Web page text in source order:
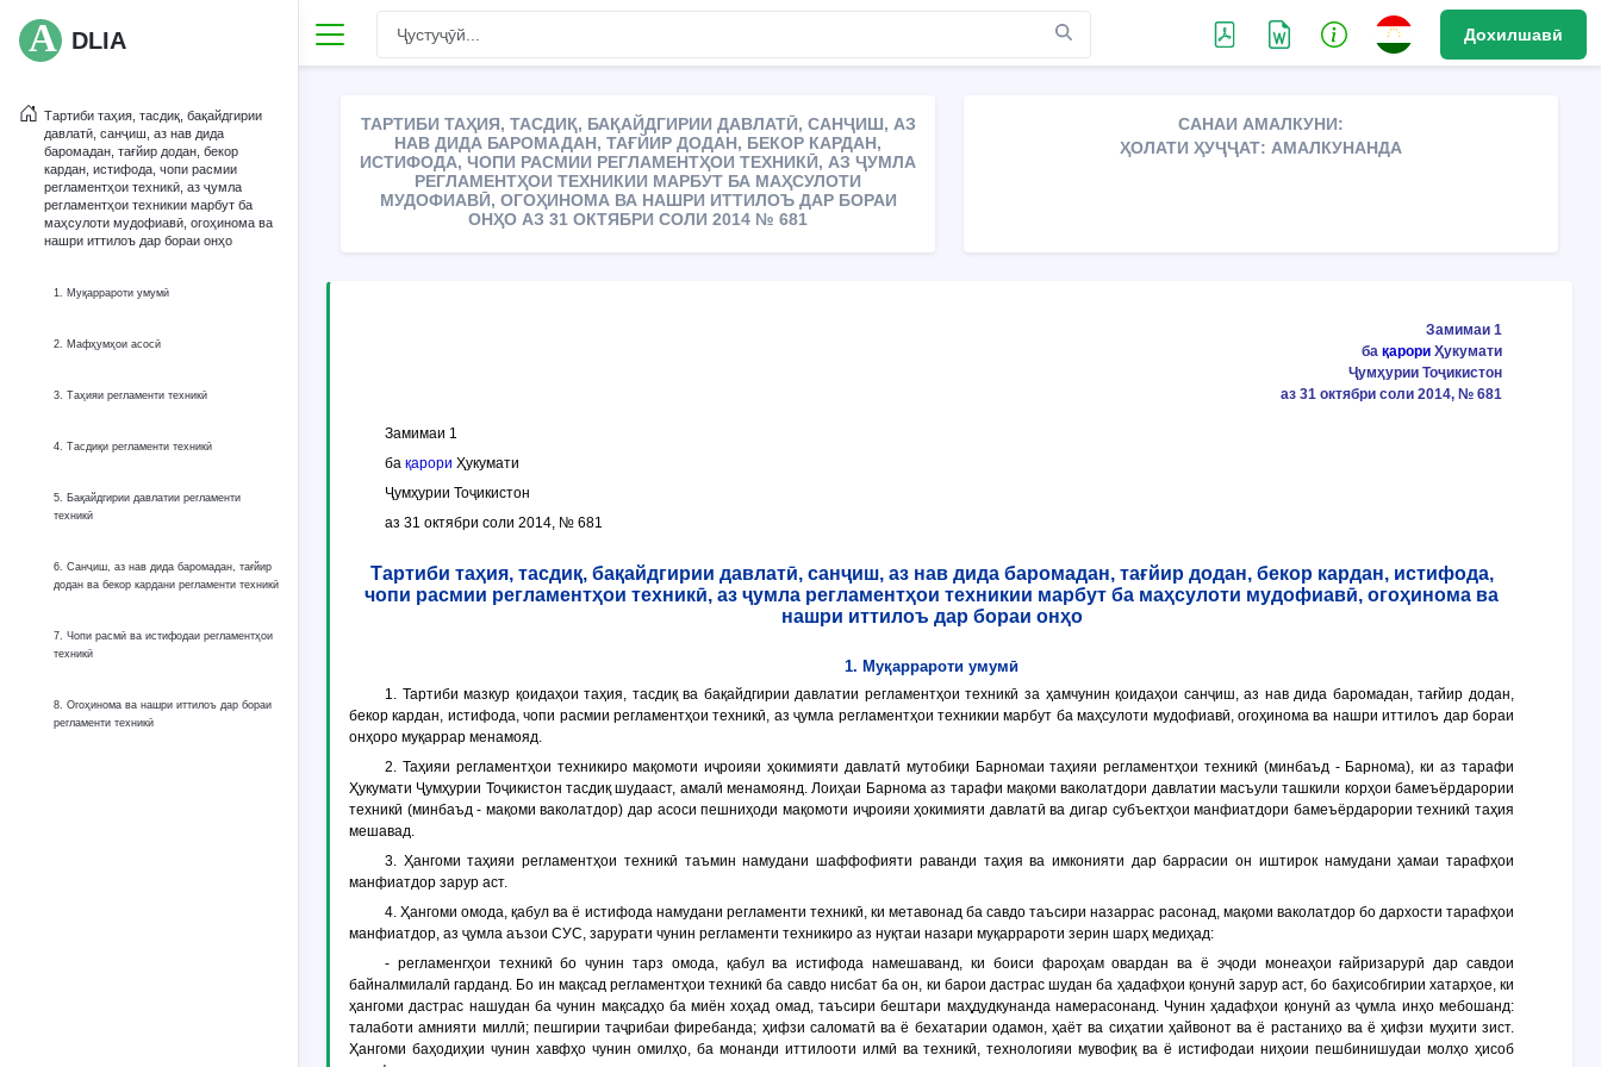
Дохилшавӣ
DLIA
Тартиби таҳия, тасдиқ, бақайдгирии
давлатӣ, санҷиш, аз нав дида
баромадан, тағйир додан, бекор
кардан, истифода, чопи расмии
регламентҳои техникӣ, аз ҷумла
регламентҳои техникии марбут ба
маҳсулоти мудофиавӣ, огоҳинома ва
нашри иттилоъ дар бораи онҳо
1. Муқаррароти умумӣ
2. Мафҳумҳои асосӣ
3. Таҳияи регламенти техникӣ
4. Тасдиқи регламенти техникӣ
5. Бақайдгирии давлатии регламенти
техникӣ
6. Санҷиш, аз нав дида баромадан, тағйир
додан ва бекор кардани регламенти техникӣ
7. Чопи расмӣ ва истифодаи регламентҳои
техникӣ
8. Огоҳинома ва нашри иттилоъ дар бораи
регламенти техникӣ
ТАРТИБИ ТАҲИЯ, ТАСДИҚ, БАҚАЙДГИРИИ ДАВЛАТӢ, САНҶИШ, АЗ
НАВ ДИДА БАРОМАДАН, ТАҒЙИР ДОДАН, БЕКОР КАРДАН,
ИСТИФОДА, ЧОПИ РАСМИИ РЕГЛАМЕНТҲОИ ТЕХНИКӢ, АЗ ҶУМЛА
РЕГЛАМЕНТҲОИ ТЕХНИКИИ МАРБУТ БА МАҲСУЛОТИ
МУДОФИАВӢ, ОГОҲИНОМА ВА НАШРИ ИТТИЛОЪ ДАР БОРАИ
ОНҲО АЗ 31 ОКТЯБРИ СОЛИ 2014 № 681
САНАИ АМАЛКУНИ:
ҲОЛАТИ ҲУҶҶАТ: АМАЛКУНАНДА
Замимаи 1
ба қарори Ҳукумати
Ҷумҳурии Тоҷикистон
аз 31 октябри соли 2014, № 681
Замимаи 1
ба қарори Ҳукумати
Ҷумҳурии Тоҷикистон
аз 31 октябри соли 2014, № 681
Тартиби таҳия, тасдиқ, бақайдгирии давлатӣ, санҷиш, аз нав дида баромадан, тағйир додан, бекор кардан, истифода,
чопи расмии регламентҳои техникӣ, аз ҷумла регламентҳои техникии марбут ба маҳсулоти мудофиавӣ, огоҳинома ва
нашри иттилоъ дар бораи онҳо
1. Муқаррароти умумӣ
1. Тартиби мазкур қоидаҳои таҳия, тасдиқ ва бақайдгирии давлатии регламентҳои техникӣ за ҳамчунин қоидаҳои санҷиш, аз нав дида баромадан, тағйир додан,
бекор кардан, истифода, чопи расмии регламентҳои техникӣ, аз ҷумла регламентҳои техникии марбут ба маҳсулоти мудофиавӣ, огоҳинома ва нашри иттилоъ дар бораи
онҳоро муқаррар менамояд.
2. Таҳияи регламентҳои техникиро мақомоти иҷроияи ҳокимияти давлатӣ мутобиқи Барномаи таҳияи регламентҳои техникӣ (минбаъд - Барнома), ки аз тарафи
Ҳукумати Ҷумҳурии Тоҷикистон тасдиқ шудааст, амалӣ менамоянд. Лоиҳаи Барнома аз тарафи мақоми ваколатдори давлатии масъули ташкили корҳои бамеъёрдарории
техникӣ (минбаъд - мақоми ваколатдор) дар асоси пешниҳоди мақомоти иҷроияи ҳокимияти давлатӣ ва дигар субъектҳои манфиатдори бамеъёрдарории техникӣ таҳия
мешавад.
3. Ҳангоми таҳияи регламентҳои техникӣ таъмин намудани шаффофияти раванди таҳия ва имконияти дар баррасии он иштирок намудани ҳамаи тарафҳои
манфиатдор зарур аст.
4. Ҳангоми омода, қабул ва ё истифода намудани регламенти техникӣ, ки метавонад ба савдо таъсири назаррас расонад, мақоми ваколатдор бо дархости тарафҳои
манфиатдор, аз ҷумла аъзои СУС, зарурати чунин регламенти техникиро аз нуқтаи назари муқаррароти зерин шарҳ медиҳад:
- регламенгҳои техникӣ бо чунин тарз омода, қабул ва истифода намешаванд, ки боиси фароҳам овардан ва ё эҷоди монеаҳои ғайризарурӣ дар савдои
байналмилалӣ гарданд. Бо ин мақсад регламентҳои техникӣ ба савдо нисбат ба он, ки барои дастрас шудан ба ҳадафҳои қонунӣ зарур аст, бо баҳисобгирии хатарҳое, ки
ҳангоми дастрас нашудан ба чунин мақсадҳо ба миён хоҳад омад, таъсири бештари маҳдудкунанда намерасонанд. Чунин ҳадафҳои қонунӣ аз ҷумла инҳо мебошанд:
талаботи амнияти миллӣ; пешгирии таҷрибаи фиребанда; ҳифзи саломатӣ ва ё бехатарии одамон, ҳаёт ва сиҳатии ҳайвонот ва ё растаниҳо ва ё ҳифзи муҳити зист.
Ҳангоми баҳодиҳии чунин хавфҳо чунин омилҳо, ба монанди иттилооти илмӣ ва техникӣ, технологияи мувофиқ ва ё истифодаи ниҳоии пешбинишудаи молҳо ҳисоб